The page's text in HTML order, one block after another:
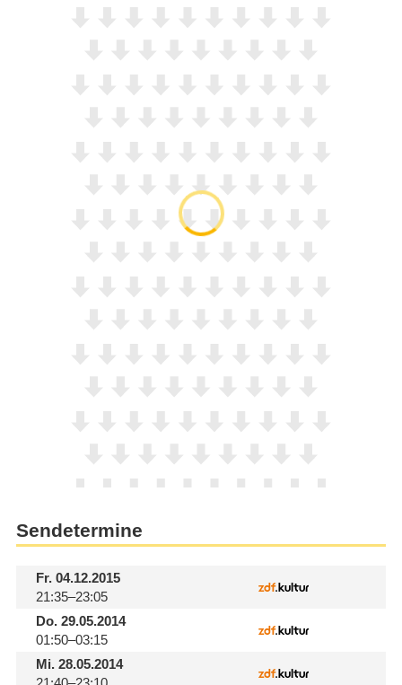
Sendetermine
Fr.04.12.2015
21:35–23:05
Do.29.05.2014
01:50–03:15
Mi.28.05.2014